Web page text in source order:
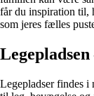
får du inspiration til,
som jeres fælles
Legepladser findes i